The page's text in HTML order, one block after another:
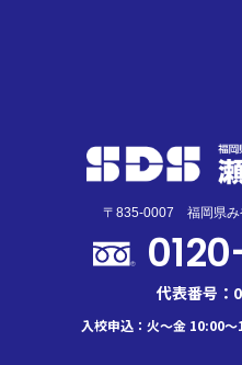
〒835-0007 福岡県み
代表番号：
入校申込：火～金 10:00